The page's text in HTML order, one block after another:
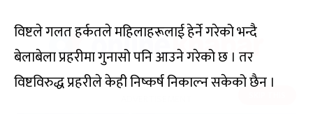
विष्टले गलत हर्कतले महिलाहरूलाई हेर्ने गरेको भन्दै
बेलाबेला प्रहरीमा गुनासो पनि आउने गरेको छ । तर
विष्टविरुद्ध प्रहरीले केही निष्कर्ष निकाल्न सकेको छैन ।